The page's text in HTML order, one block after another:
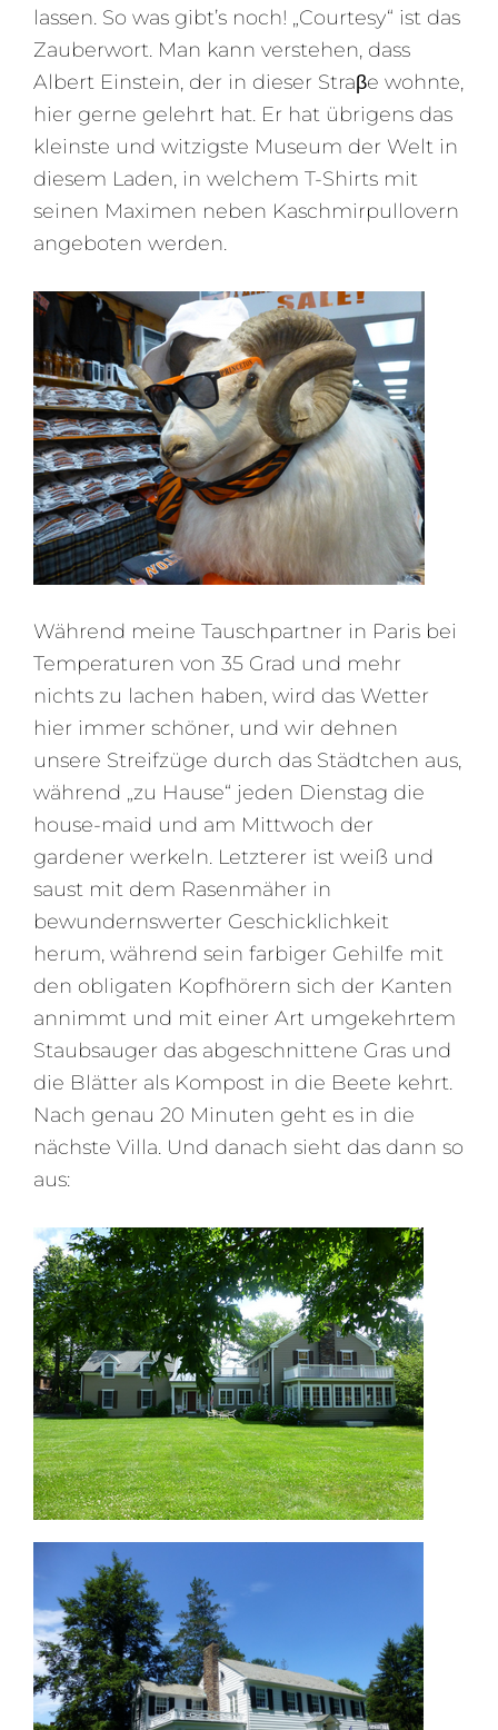
lassen. So was gibt’s noch! „Courtesy“ ist das
Zauberwort. Man kann verstehen, dass
Albert Einstein, der in dieser Straβe wohnte,
hier gerne gelehrt hat. Er hat übrigens das
kleinste und witzigste Museum der Welt in
diesem Laden, in welchem T-Shirts mit
seinen Maximen neben Kaschmirpullovern
angeboten werden.
Während meine Tauschpartner in Paris bei
Temperaturen von 35 Grad und mehr
nichts zu lachen haben, wird das Wetter
hier immer schöner, und wir dehnen
unsere Streifzüge durch das Städtchen aus,
während „zu Hause“ jeden Dienstag die
house-maid und am Mittwoch der
gardener werkeln. Letzterer ist weiß und
saust mit dem Rasenmäher in
bewundernswerter Geschicklichkeit
herum, während sein farbiger Gehilfe mit
den obligaten Kopfhörern sich der Kanten
annimmt und mit einer Art umgekehrtem
Staubsauger das abgeschnittene Gras und
die Blätter als Kompost in die Beete kehrt.
Nach genau 20 Minuten geht es in die
nächste Villa. Und danach sieht das dann so
aus: